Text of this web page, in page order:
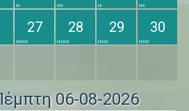
27 28 29 30
06-08-2026